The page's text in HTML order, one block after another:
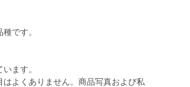
です。
ます。
よくありません。商品写真および私